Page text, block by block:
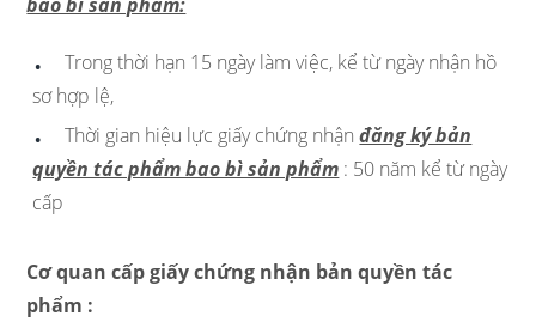
bao bì sản phẩm:
Trong thời hạn 15 ngày làm việc, kể từ ngày nhận hồ
sơ hợp lệ,
Thời gian hiệu lực giấy chứng nhậnđăng ký bản
quyền tác phẩm bao bì sản phẩm : 50 năm kể từ ngày
cấp
Cơ quan cấp giấy chứng nhận bản quyền tác
phẩm :